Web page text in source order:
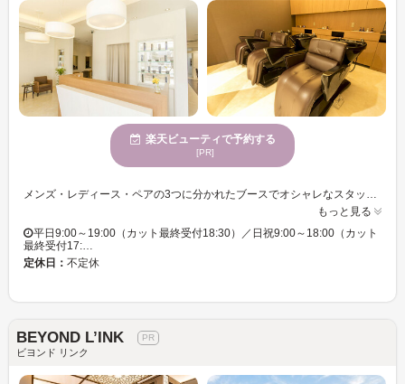
楽天ビューティで予約する
[PR]
もっと見る
平日9:00～19:00（カット最終受付18:30）／日祝9:00～18:00（カット
最終受付17:…
定休日： 不定休
BEYOND L’INK
ビヨンド リンク